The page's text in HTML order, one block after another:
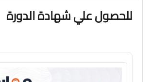
للحصول علي شهادة الدورة